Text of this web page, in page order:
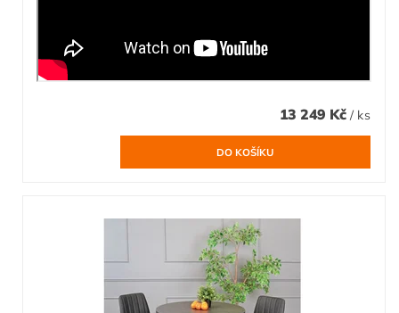
13 249 Kč / ks